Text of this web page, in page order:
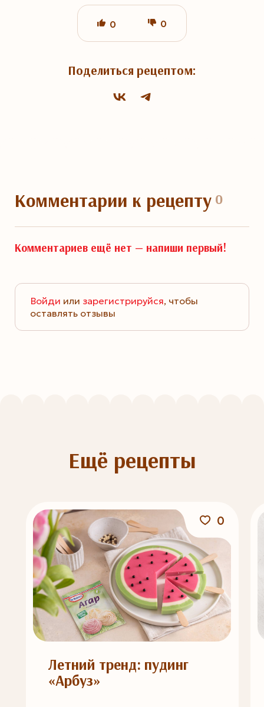
0 0
Поделиться рецептом:
Комментарии к рецепту0
Комментариев ещё нет — напиши первый!
Войди или зарегистрируйся, чтобы
оставлять отзывы
Ещё рецепты
0
Летний тренд: пудинг
«Арбуз»